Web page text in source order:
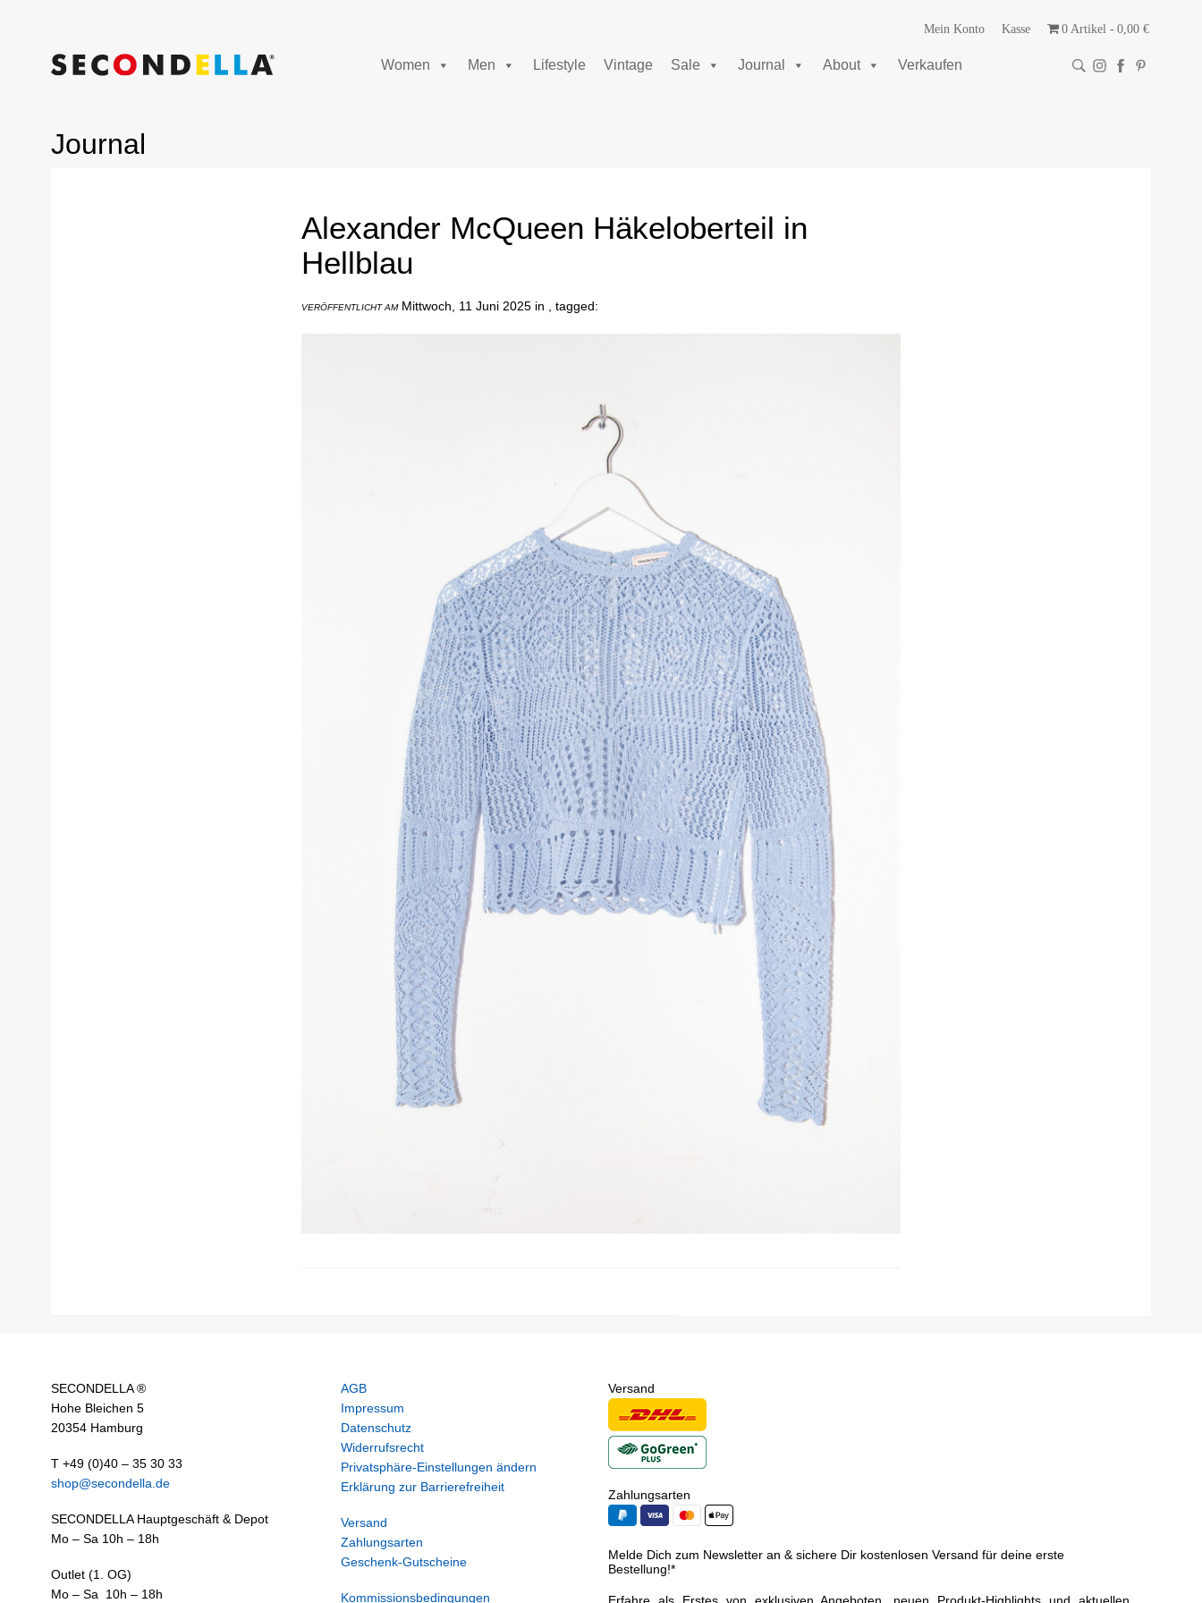
Mein Konto Kasse 0 Artikel 0,00 €
Women Men Lifestyle Vintage Sale Journal About Verkaufen
Journal
Alexander McQueen Häkeloberteil in
Hellblau
VERÖFFENTLICHT AMMittwoch, 11 Juni 2025 in , tagged:
SECONDELLA ®
Hohe Bleichen 5
20354 Hamburg
T +49 (0)40 – 35 30 33
shop@secondella.de
SECONDELLA Hauptgeschäft & Depot
Mo – Sa 10h – 18h
Outlet (1. OG)
Mo – Sa 10h – 18h
AGB
Impressum
Datenschutz
Widerrufsrecht
Privatsphäre-Einstellungen ändern
Erklärung zur Barrierefreiheit
Versand
Zahlungsarten
Geschenk-Gutscheine
Kommissionsbedingungen
Versand
Zahlungsarten
Melde Dich zum Newsletter an & sichere Dir kostenlosen Versand für deine erste
Bestellung!*